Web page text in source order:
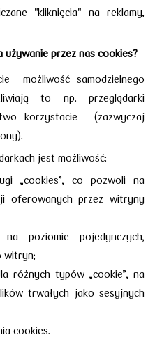
"kliknięcia" na reklamy,
przez nas cookies?
możliwość samodzielnego
to np. przeglądarki
korzystacie (zazwyczaj
jest możliwość:
„cookies”, co pozwoli na
oferowanych przez witryny
na poziomie pojedynczych,
witryn;
różnych typów „cookie”, na
trwałych jako sesyjnych
cookies.